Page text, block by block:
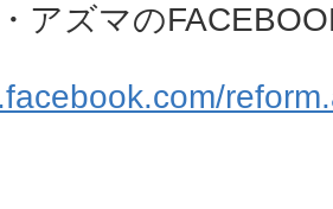
アズマの